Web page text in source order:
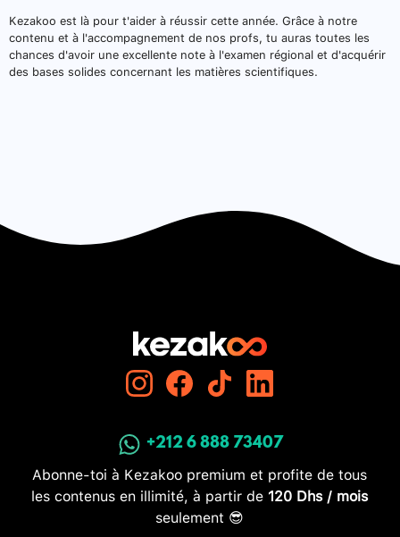
Kezakoo est là pour t'aider à réussir cette année. Grâce à notre
contenu et à l'accompagnement de nos profs, tu auras toutes les
chances d'avoir une excellente note à l'examen régional et d'acquérir
des bases solides concernant les matières scientifiques.
+212 6 888 73407
Abonne-toi à Kezakoo premium et profite de tous
les contenus en illimité, à partir de 120 Dhs / mois
seulement 😎